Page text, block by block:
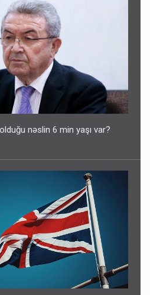
nəslin 6 min yaşı var?